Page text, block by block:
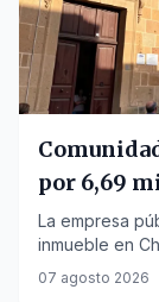
por 6,69
La empresa
inmueble en
fondos a la
07 agosto 2026